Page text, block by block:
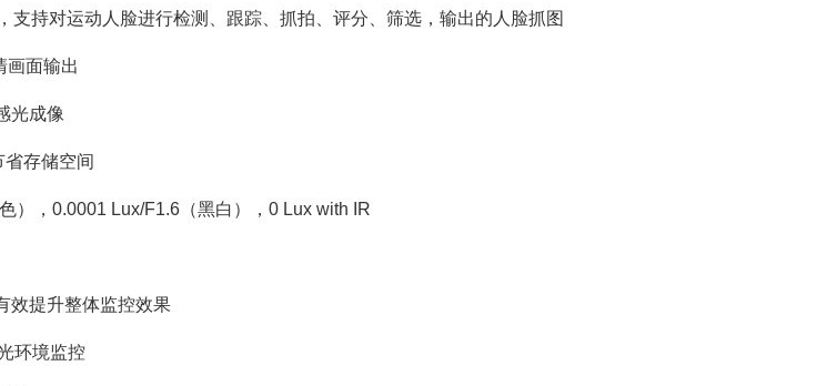
支持对运动人脸进行检测、跟踪、抓拍、评分、筛选，输出的人脸抓图
画面输出
光成像
存储空间
），0.0001 Lux/F1.6（黑白），0 Lux with IR
效提升整体监控效果
环境监控